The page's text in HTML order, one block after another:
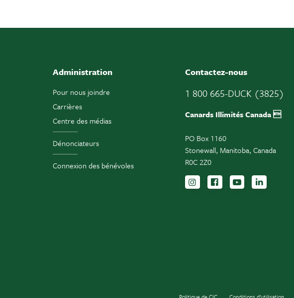
Administration
Pour nous joindre
Carrières
Centre des médias
Dénonciateurs
Connexion des bénévoles
Contactez-nous
1 800 665-DUCK (3825)
Canards Illimités Canada 
PO Box 1160
Stonewall, Manitoba, Canada
R0C 2Z0
Suivez-nous sur
Suivez-nous sur
Inscrivez-